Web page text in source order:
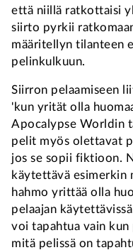
että niillä ratkottaisi
siirto pyrkii
määritellyn tilanteen
pelinkulkuun.
Siirron pelaamiseen
'kun yrität olla
Apocalypse Worldin
pelit myös olettavat
jos se sopii fiktioon.
käytettävä esimerkin
hahmo yrittää olla
pelaajan
voi tapahtua vain kun
mitä pelissä on